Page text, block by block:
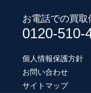
お電話での買取
0120-510-
個人情報保護方針
お問い合わせ
サイトマップ